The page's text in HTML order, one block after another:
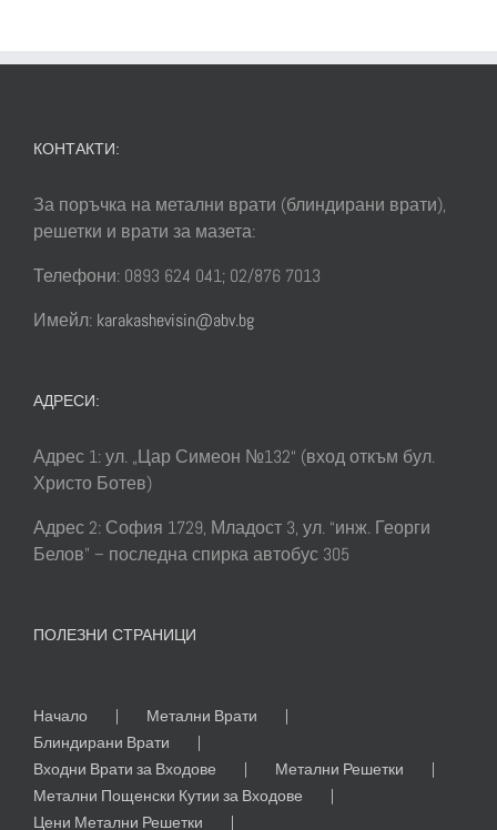
КОНТАКТИ:
За поръчка на метални врати (блиндирани врати),
решетки и врати за мазета:
Телефони: 0893 624 041; 02/876 7013
Имейл: karakashevisin@abv.bg
АДРЕСИ:
Адрес 1: ул. „Цар Симеон №132“ (вход откъм бул.
Христо Ботев)
Адрес 2: София 1729, Младост 3, ул. “инж. Георги
Белов” – последна спирка автобус 305
ПОЛЕЗНИ СТРАНИЦИ
Начало
Метални Врати
Блиндирани Врати
Входни Врати за Входове
Метални Решетки
Метални Пощенски Кутии за Входове
Цени Метални Решетки